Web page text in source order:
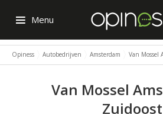
Menu
Opiness Autobedrijven Amsterdam Van Mossel
Van Mossel
Zuidoost